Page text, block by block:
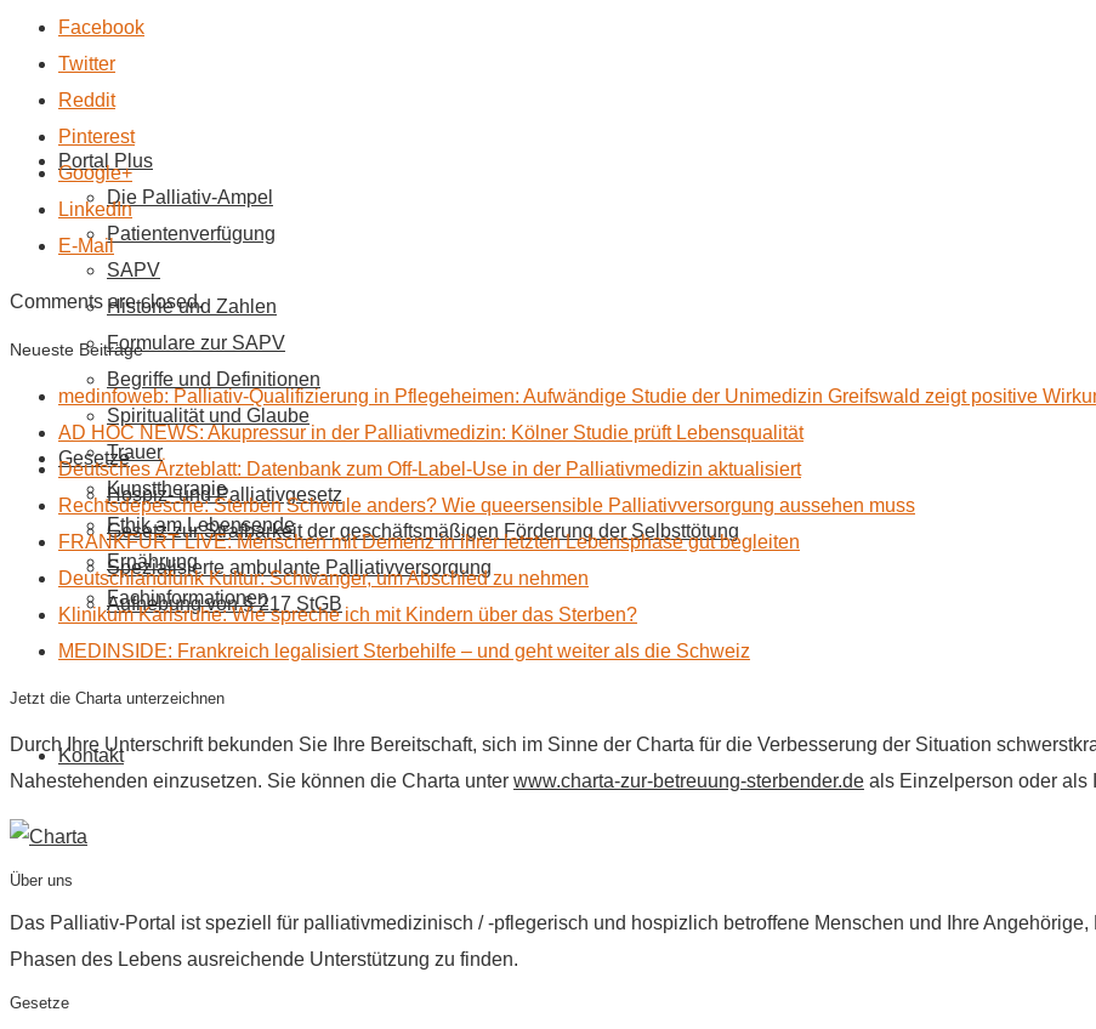
Portal Plus
Die Palliativ-Ampel
Patientenverfügung
SAPV
Historie und Zahlen
Formulare zur SAPV
Begriffe und Definitionen
Spiritualität und Glaube
Trauer
Kunsttherapie
Ethik am Lebensende
Ernährung
Fachinformationen
Gesetze
Hospiz- und Palliativgesetz
Gesetz zur Strafbarkeit der geschäftsmäßigen Förderung der Selbsttötung
Spezialisierte ambulante Palliativversorgung
Aufhebung von § 217 StGB
Kontakt
Facebook
Twitter
Reddit
Pinterest
Google+
LinkedIn
E-Mail
Comments are closed.
Neueste Beiträge
medinfoweb: Palliativ-Qualifizierung in Pflegeheimen: Aufwändige Studie der Unimedizin Greifswald zeigt positive
AD HOC NEWS: Akupressur in der Palliativmedizin: Kölner Studie prüft Lebensqualität
Deutsches Ärzteblatt: Datenbank zum Off-Label-Use in der Palliativmedizin aktualisiert
Rechtsdepesche: Sterben Schwule anders? Wie queersensible Palliativversorgung aussehen muss
FRANKFURT LIVE: Menschen mit Demenz in ihrer letzten Lebensphase gut begleiten
Deutschlandfunk Kultur: Schwanger, um Abschied zu nehmen
Klinikum Karlsruhe: Wie spreche ich mit Kindern über das Sterben?
MEDINSIDE: Frankreich legalisiert Sterbehilfe – und geht weiter als die Schweiz
Jetzt die Charta unterzeichnen
Durch Ihre Unterschrift bekunden Sie Ihre Bereitschaft, sich im Sinne der Charta für die Verbesserung der Situation
Nahestehenden einzusetzen. Sie können die Charta unter www.charta-zur-betreuung-sterbender.de als Einzelperson oder als
Über uns
Das Palliativ-Portal ist speziell für palliativmedizinisch / -pflegerisch und hospizlich betroffene Menschen und Ihre
Phasen des Lebens ausreichende Unterstützung zu finden.
Gesetze